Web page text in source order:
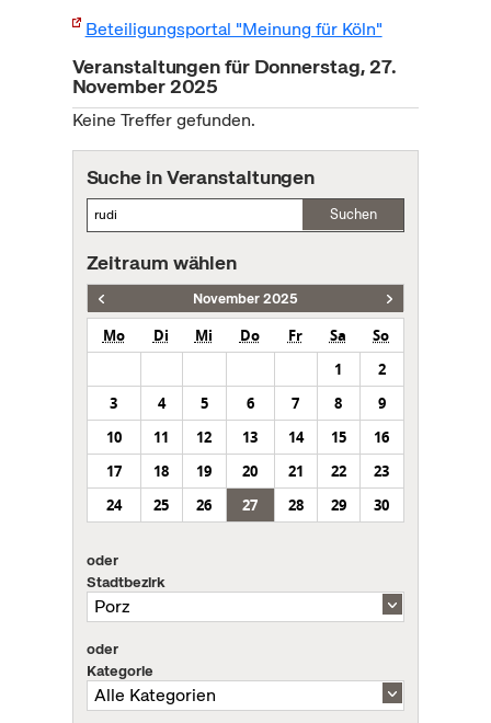
Beteiligungsportal "Meinung für Köln"
Veranstaltungen für Donnerstag, 27.
November 2025
Keine Treffer gefunden.
Suche in Veranstaltungen
Suchen
Zeitraum wählen
November 2025
Mo Di Mi Do Fr Sa
So
1
2
3
4 5 6 7 8
9
10
11 12 13 14 15
16
17
18 19 20 21 22
23
24
25 26 27 28 29 30
oder
Stadtbezirk
oder
Kategorie